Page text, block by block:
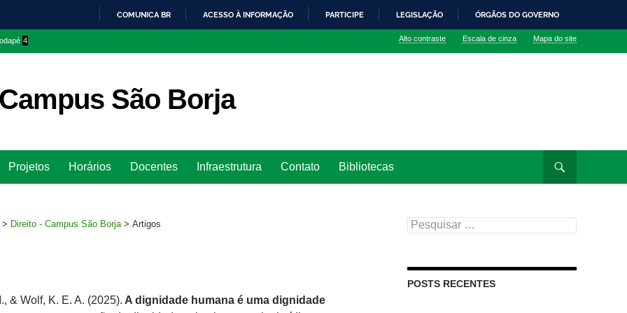
O
COMUNICA BR ACESSO À INFORMAÇÃO PARTICIPE LEGISLAÇÃO ÓRGÃOS DO GOVERNO
4 Alto contraste Escala de cinza Mapa do site
São Borja
para
Projetos Horários Docentes Infraestrutura Contato Bibliotecas
> Direito - Campus São Borja > Artigos
& Wolf, K. E. A. (2025). A dignidade humana é uma dignidade
Pesquisar
por:
POSTS RECENTES